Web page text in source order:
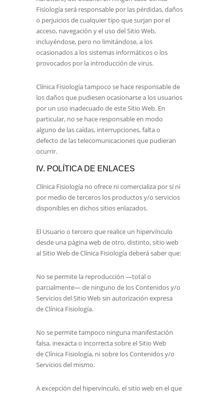
Fisiologíaserá responsable por las pérdidas, daños
o perjuicios de cualquier tipo que surjan por el
acceso, navegación y el uso del Sitio Web,
incluyéndose, pero no limitándose, a los
ocasionados a los sistemas informáticos o los
provocados por la introducción de virus.
Clínica Fisiologíatampoco se hace responsable de
los daños que pudiesen ocasionarse a los usuarios
por un uso inadecuado de este Sitio Web. En
particular, no se hace responsable en modo
alguno de las caídas, interrupciones, falta o
defecto de las telecomunicaciones que pudieran
ocurrir.
IV. POLÍTICA DE ENLACES
Clínica Fisiología no ofrece ni comercializa por sí ni
por medio de terceros los productos y/o servicios
disponibles en dichos sitios enlazados.
El Usuario o tercero que realice un hipervínculo
desde una página web de otro, distinto, sitio web
al Sitio Web deClínica Fisiologíadeberá saber que:
No se permite la reproducción —total o
parcialmente— de ninguno de los Contenidos y/o
Servicios del Sitio Web sin autorización expresa
deClínica Fisiología.
No se permite tampoco ninguna manifestación
falsa, inexacta o incorrecta sobre el Sitio Web
deClínica Fisiología, ni sobre los Contenidos y/o
Servicios del mismo.
A excepción del hipervínculo, el sitio web en el que